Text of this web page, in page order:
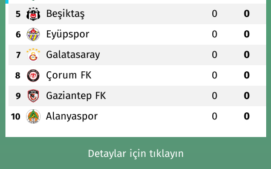
5 Beşiktaş 0 0
6 Eyüpspor 0 0
7 Galatasaray 0 0
8 Çorum FK 0 0
9 Gaziantep FK 0 0
10 Alanyaspor 0 0
Detaylar için tıklayın